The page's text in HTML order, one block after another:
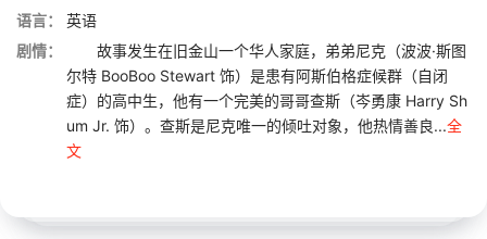
语言：
英语
剧情：
故事发生在旧金山一个华人家庭，弟弟尼克（波波·斯图
尔特 BooBoo Stewart 饰）是患有阿斯伯格症候群（自闭
症）的高中生，他有一个完美的哥哥查斯（岑勇康 Harry Sh
um Jr. 饰）。查斯是尼克唯一的倾吐对象，他热情善良...全
文